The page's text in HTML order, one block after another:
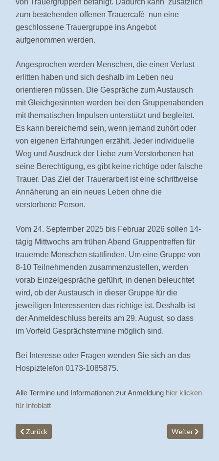
von Trauergruppen befähigt. Dadurch kann zusätzlich
zum bestehenden offenen Trauercafé nun eine
geschlossene Trauergruppe ins Angebot
aufgenommen werden.
Angesprochen werden Menschen, die einen Verlust
erlitten haben und sich deshalb im Leben neu
orientieren müssen. Die Gespräche zum Austausch
mit Gleichgesinnten werden bei den Gruppenabenden
mit thematischen Impulsen unterstützt und begleitet.
Es kann bereichernd sein, wenn jemand zuhört oder
von eigenen Erfahrungen erzählt. Jeder individuelle
Weg und Ausdruck der Liebe zum Verstorbenen hat
seine Berechtigung, es gibt keine richtige oder falsche
Trauer. Das Ziel der Trauerarbeit ist eine schrittweise
Annäherung an ein neues Leben ohne die
verstorbene Person.
Vom 24. September 2025 bis Februar 2026 sollen 14-
tägig Mittwochs am frühen Abend Gruppentreffen für
trauernde Menschen stattfinden. Um eine Gruppe von
8-10 Teilnehmenden zusammenzustellen, werden
vorab Einzelgespräche geführt, in denen beleuchtet
wird, ob der Austausch in dieser Gruppe für die
jeweiligen Interessenten das richtige ist. Deshalb ist
der Anmeldeschluss bereits am 29. August, so dass
im Vorfeld Gesprächstermine möglich sind.
Bei Interesse oder Fragen wenden Sie sich an das
Hospiztelefon 0173-1085875.
Alle Termine und Informationen zur Anmeldung hier klicken
für Infoblatt
Vorheriger Beitrag: Hospizgruppe Wildberg e.V. mit neuem
Zurück Nächster
Weiter